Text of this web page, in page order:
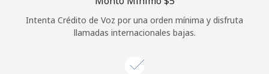
Intenta Crédito de Voz por una orden mínima y disfruta
llamadas internacionales bajas.